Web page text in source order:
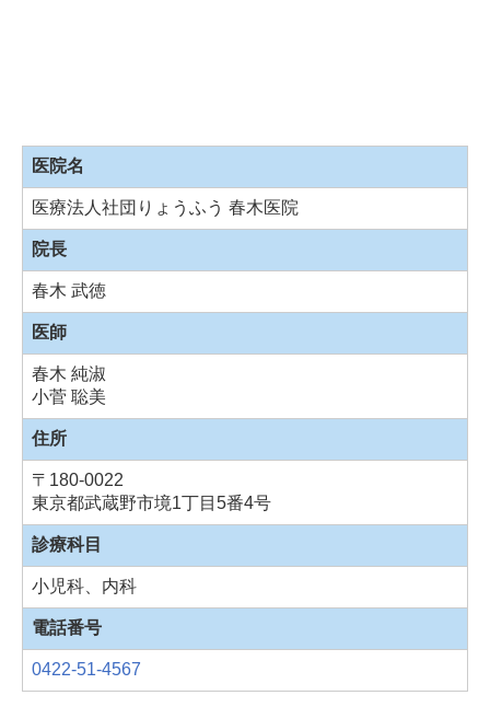
医院名
医療法人社団りょうふう 春木医院
院長
春木 武徳
医師
春木 純淑
小菅 聡美
住所
〒180-0022
東京都武蔵野市境1丁目5番4号
診療科目
小児科、内科
電話番号
0422-51-4567